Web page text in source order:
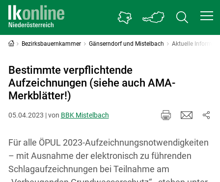
Bezirksbauernkammer Gänserndorf und Mistelbach Aktuelle
Bestimmte verpflichtende
Aufzeichnungen (siehe auch AMA-
Merkblätter!)
05.04.2023 | von BBK Mistelbach
Für alle ÖPUL 2023-Aufzeichnungsnotwendigkeiten
– mit Ausnahme der elektronisch zu führenden
Schlagaufzeichnungen bei Teilnahme am